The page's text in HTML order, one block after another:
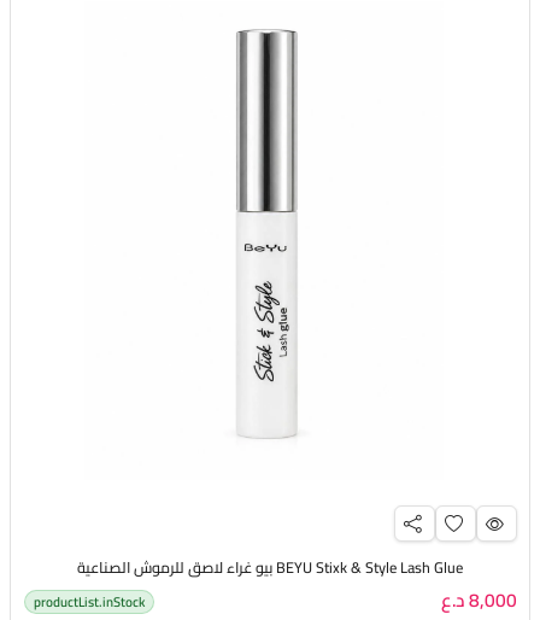
BEYU Stixk & Style Lash Glue بيو غراء لاصق للرموش الصناعية
8,000 د.ع productList.inStock